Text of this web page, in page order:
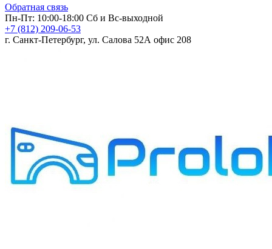
Обратная связь
Пн-Пт: 10:00-18:00 Сб и Вс-выходной
+7 (812) 209-06-53
г. Санкт-Петербург, ул. Салова 52А офис 208